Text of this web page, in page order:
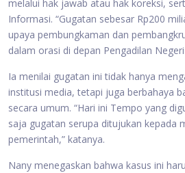
melalui hak jawab atau hak koreksi,
Informasi. “Gugatan sebesar Rp200
upaya pembungkaman dan
dalam orasi di depan Pengadilan
Ia menilai gugatan ini tidak hanya
institusi media, tetapi juga berbahaya
secara umum. “Hari ini Tempo yang
saja gugatan serupa ditujukan kepada
pemerintah,” katanya.
Nany menegaskan bahwa kasus ini